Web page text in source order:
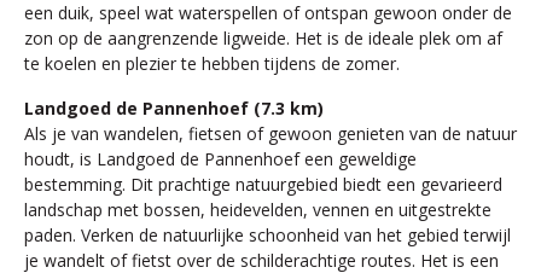
een duik, speel wat waterspellen of ontspan gewoon onder de
zon op de aangrenzende ligweide. Het is de ideale plek om af
te koelen en plezier te hebben tijdens de zomer.
Landgoed de Pannenhoef (7.3 km)
Als je van wandelen, fietsen of gewoon genieten van de natuur
houdt, is Landgoed de Pannenhoef een geweldige
bestemming. Dit prachtige natuurgebied biedt een gevarieerd
landschap met bossen, heidevelden, vennen en uitgestrekte
paden. Verken de natuurlijke schoonheid van het gebied terwijl
je wandelt of fietst over de schilderachtige routes. Het is een